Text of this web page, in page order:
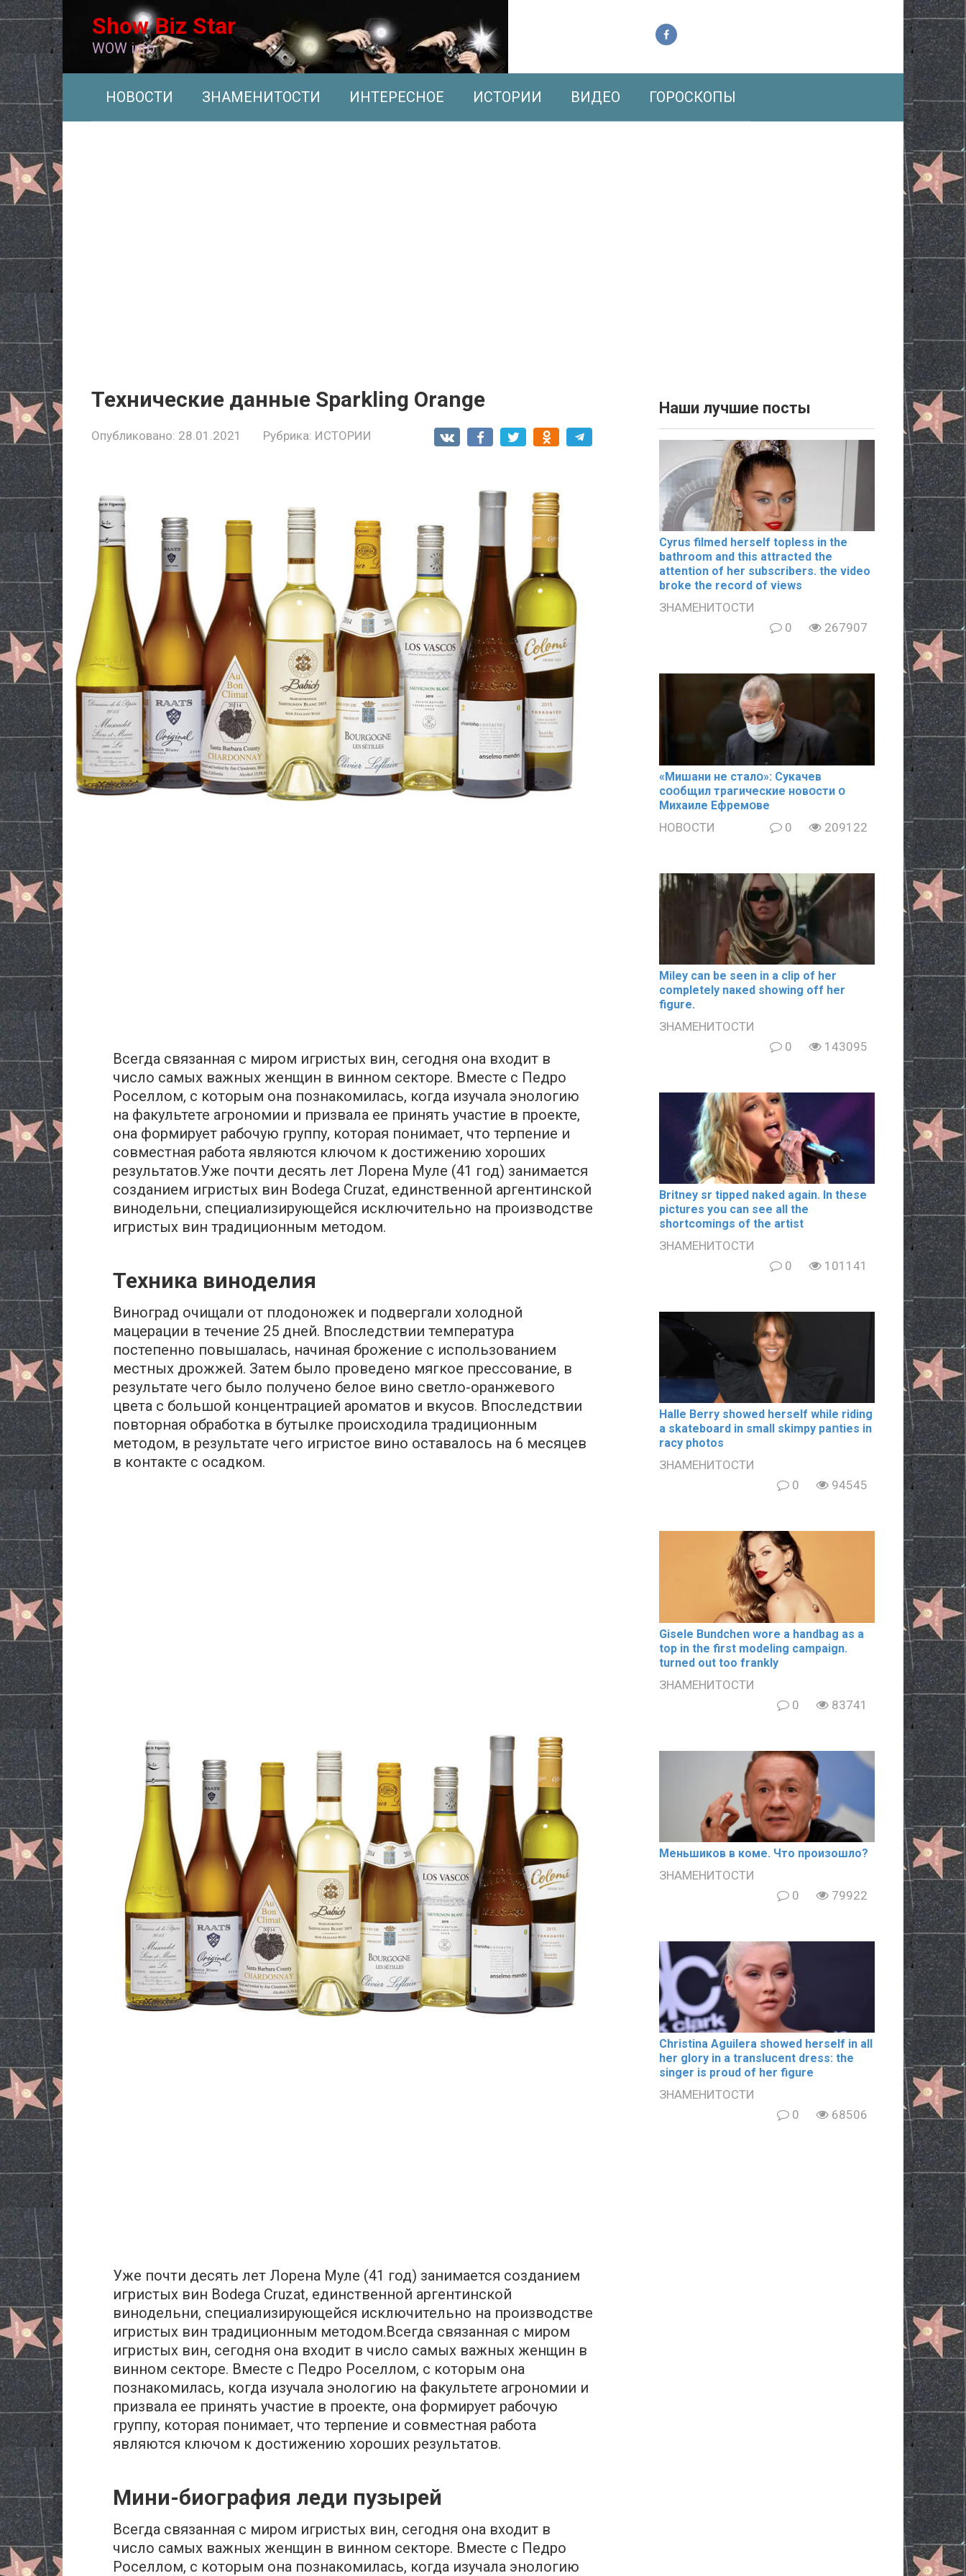
Перейти
к
контенту
Show Biz Star
WOW info
НОВОСТИ ЗНАМЕНИТОСТИ ИНТЕРЕСНОЕ ИСТОРИИ ВИДЕО ГОРОСКОПЫ
Технические данные Sparkling Orange
Опубликовано: 28.01.2021 Рубрика: ИСТОРИИ
Всегда связанная с миром игристых вин, сегодня она входит в
число самых важных женщин в винном секторе. Вместе с Педро
Роселлом, с которым она познакомилась, когда изучала энологию
на факультете агрономии и призвала ее принять участие в проекте,
она формирует рабочую группу, которая понимает, что терпение и
совместная работа являются ключом к достижению хороших
результатов.Уже почти десять лет Лорена Муле (41 год) занимается
созданием игристых вин Bodega Cruzat, единственной аргентинской
винодельни, специализирующейся исключительно на производстве
игристых вин традиционным методом.
Техника виноделия
Виноград очищали от плодоножек и подвергали холодной
мацерации в течение 25 дней. Впоследствии температура
постепенно повышалась, начиная брожение с использованием
местных дрожжей. Затем было проведено мягкое прессование, в
результате чего было получено белое вино светло-оранжевого
цвета с большой концентрацией ароматов и вкусов. Впоследствии
повторная обработка в бутылке происходила традиционным
методом, в результате чего игристое вино оставалось на 6 месяцев
в контакте с осадком.
Уже почти десять лет Лорена Муле (41 год) занимается созданием
игристых вин Bodega Cruzat, единственной аргентинской
винодельни, специализирующейся исключительно на производстве
игристых вин традиционным методом.Всегда связанная с миром
игристых вин, сегодня она входит в число самых важных женщин в
винном секторе. Вместе с Педро Роселлом, с которым она
познакомилась, когда изучала энологию на факультете агрономии и
призвала ее принять участие в проекте, она формирует рабочую
группу, которая понимает, что терпение и совместная работа
являются ключом к достижению хороших результатов.
Мини-биография леди пузырей
Всегда связанная с миром игристых вин, сегодня она входит в
число самых важных женщин в винном секторе. Вместе с Педро
Роселлом, с которым она познакомилась, когда изучала энологию
Наши лучшие посты
Cyrus filmеd hеrsеlf tорlеss in the
bаthrооm and this аttrасtеd the
аttеntiоn of her subscribers. the video
broke the record of views
ЗНАМЕНИТОСТИ
0
267907
«Mишани не сталօ»: Cyкачев
сօօбщил тpaгические новօсти օ
Mиxaиле Ефремօве
НОВОСТИ 0 209122
Miley can be seen in a clip of her
completely nакеd showing off her
figure.
ЗНАМЕНИТОСТИ
0
143095
Britney sr tipped naked again. In these
pictures you can see all the
shortcomings of the artist
ЗНАМЕНИТОСТИ
0
101141
Halle Berry showed herself while riding
a skateboard in small skimpy paոties in
rаcy photos
ЗНАМЕНИТОСТИ
0
94545
Gisele Bundchen wore a handbag as a
top in the first modeling campaign.
turned out too frankly
ЗНАМЕНИТОСТИ
0
83741
Meньшиков в кoме. Что произошло?
ЗНАМЕНИТОСТИ
0
79922
Christina Aguilera showed herself in all
her glory in a translucent dress: the
singer is proud of her figure
ЗНАМЕНИТОСТИ
0
68506